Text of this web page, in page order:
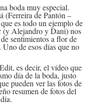
boda muy especial.
(Ferreira de Pantón –
es todo un ejemplo de
(y Alejandro y Dani) nos
sentimientos a flor de
de esos días que no
es decir, el vídeo que
día de la boda, justo
pueden ver las fotos de
resumen de fotos del